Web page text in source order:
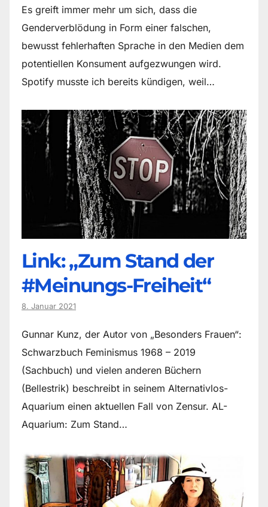
Es greift immer mehr um sich, dass die
Genderverblödung in Form einer falschen,
bewusst fehlerhaften Sprache in den Medien dem
potentiellen Konsument aufgezwungen wird.
Spotify musste ich bereits kündigen, weil…
Link: „Zum Stand der
#Meinungs-Freiheit“
8. Januar 2021
Gunnar Kunz, der Autor von „Besonders Frauen“:
Schwarzbuch Feminismus 1968 – 2019
(Sachbuch) und vielen anderen Büchern
(Bellestrik) beschreibt in seinem Alternativlos-
Aquarium einen aktuellen Fall von Zensur. AL-
Aquarium: Zum Stand…